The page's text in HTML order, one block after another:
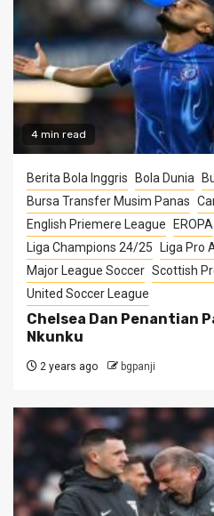
4 min read
Berita Bola Inggris Bola Dunia
Bursa Transfer Musim Panas
English Priemere League
EROPA
Liga Champions 24/25
Liga Pro
Major League Soccer Scottish
United Soccer League
Chelsea Dan Penantian
Nkunku
2 years ago bgpanji